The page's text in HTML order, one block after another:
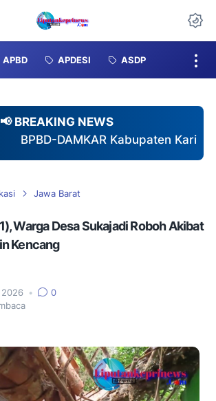
APBD APDESI ASDP
📢 BREAKING NEWS
Kabupaten Karimun Gagas
Jawa Barat
Warga Desa Sukajadi Roboh Akibat
Kencang
•
0